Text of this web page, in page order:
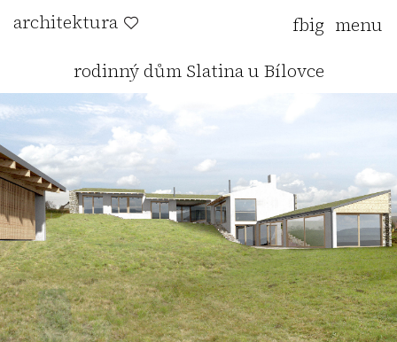
rodinný dům Slatina u Bílovce
fbig
architektura